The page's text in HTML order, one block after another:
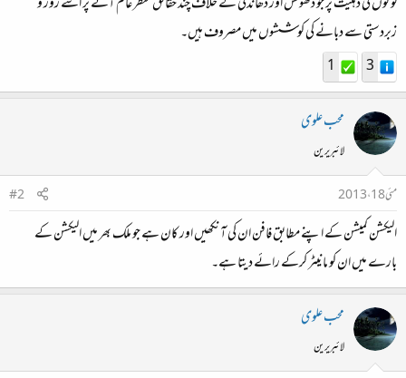
زبردستی سے دبانے کی کوششوں میں مصروف ہیں۔
3
1
محب علوی
لائبریرین
مئی 18، 2013
#2
الیکشن کمیشن کے اپنے مطابق فافن ان کی آنکھیں اور کان ہے جو ملک بھر میں الیکشن کے
بارے میں ان کو مانیٹر کرکے رائے دیتا ہے۔
محب علوی
لائبریرین